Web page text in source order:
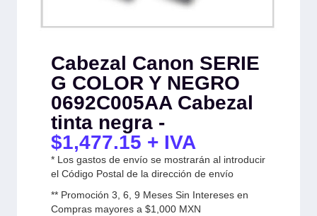
Cabezal Canon SERIE
G COLOR Y NEGRO
0692C005AA Cabezal
tinta negra -
$1,477.15 + IVA
* Los gastos de envío se mostrarán al introducir
el Código Postal de la dirección de envío
** Promoción 3, 6, 9 Meses Sin Intereses en
Compras mayores a $1,000 MXN